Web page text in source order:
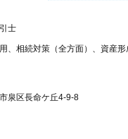
士
、相続対策（全方面）、資産
泉区長命ケ丘4-9-8